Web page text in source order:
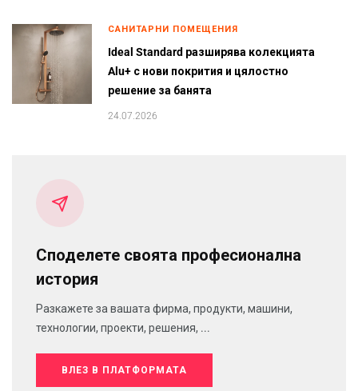
САНИТАРНИ ПОМЕЩЕНИЯ
Ideal Standard разширява колекцията
Alu+ с нови покрития и цялостно
решение за банята
24.07.2026
Споделете своята професионална
история
Разкажете за вашата фирма, продукти, машини,
технологии, проекти, решения, ...
ВЛЕЗ В ПЛАТФОРМАТА